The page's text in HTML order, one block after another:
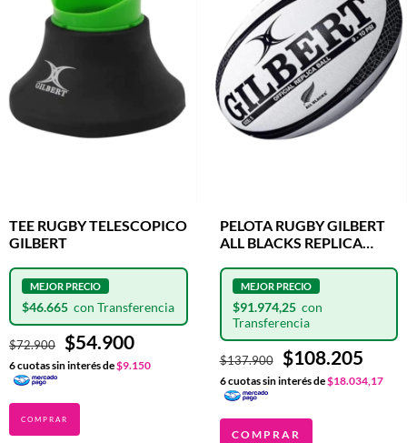
TEE RUGBY TELESCOPICO
GILBERT
$72.900 $54.900
$46.665
6cuotas sin interés de$9.150
PELOTA RUGBY GILBERT
ALL BLACKS REPLICA
$137.900 $108.205
$91.974,25
6cuotas sin interés de$18.034,17
COMPRAR